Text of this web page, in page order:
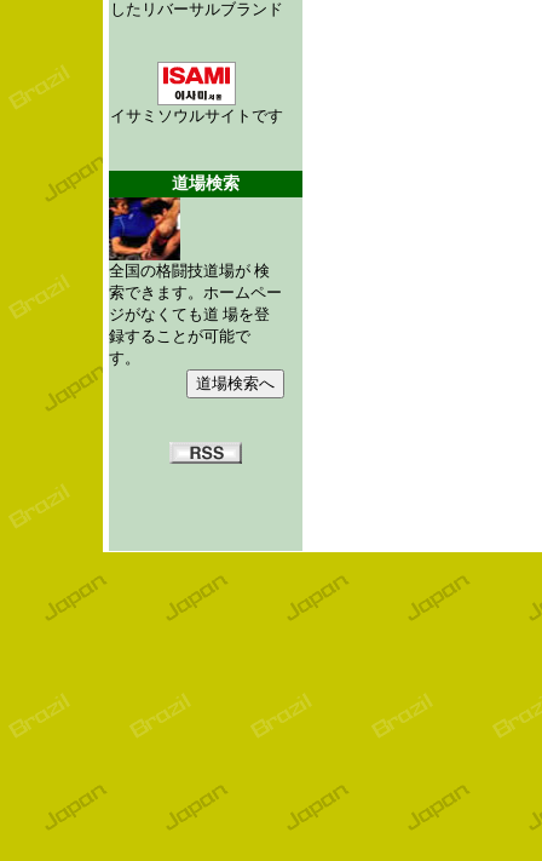
したリバーサルブランド
イサミソウルサイトです
道場検索
全国の格闘技道場が 検
索できます。ホームペー
ジがなくても道 場を登
録することが可能で
す。